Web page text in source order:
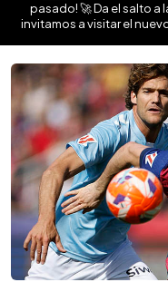
pasado! 🚀 Da el salto a
invitamos a visitar el